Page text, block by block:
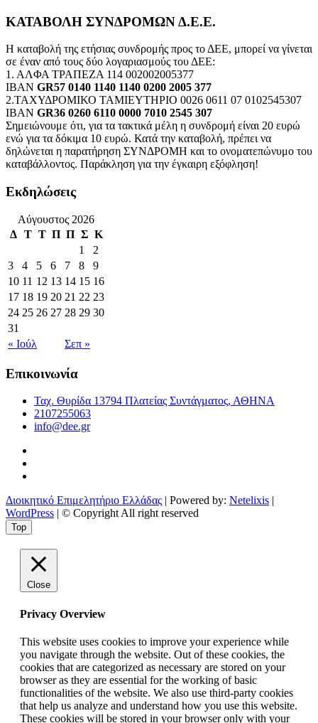
ΚΑΤΑΒΟΛΗ ΣΥΝΔΡΟΜΩΝ Δ.Ε.Ε.
Η καταβολή της ετήσιας συνδρομής προς το ΔΕΕ, μπορεί να γίνεται
σε έναν από τους δύο λογαριασμούς του ΔΕΕ:
1. ΑΛΦΑ ΤΡΑΠΕΖΑ 114 002002005377
IBAN GR57 0140 1140 1140 0200 2005 377
2.ΤΑΧΥΔΡΟΜΙΚΟ ΤΑΜΙΕΥΤΗΡΙΟ 0026 0611 07 0102545307
IBAN GR36 0260 6110 0000 7010 2545 307
Σημειώνουμε ότι, για τα τακτικά μέλη η συνδρομή είναι 20 ευρώ
ενώ για τα δόκιμα 10 ευρώ. Κατά την καταβολή, πρέπει να
δηλώνεται η παρατήρηση ΣΥΝΔΡΟΜΗ και το ονοματεπώνυμο του
καταβάλλοντος. Παράκληση για την έγκαιρη εξόφληση!
Εκδηλώσεις
Αύγουστος 2026
Δ Τ Τ Π Π Σ Κ
1
2
3
4 5 6 7 8
9
10 11 12 13 14 15 16
17 18 19 20 21 22 23
24 25 26 27 28 29 30
31
« Ιούλ
Σεπ »
Επικοινωνία
Ταχ. Θυρίδα 13794 Πλατείας Συντάγματος, ΑΘΗΝΑ
2107255063
info@dee.gr
Διοικητικό Επιμελητήριο Ελλάδας | Powered by: Netelixis |
WordPress | © Copyright All right reserved
Top
Close
Privacy Overview
This website uses cookies to improve your experience while
you navigate through the website. Out of these cookies, the
cookies that are categorized as necessary are stored on your
browser as they are essential for the working of basic
functionalities of the website. We also use third-party cookies
that help us analyze and understand how you use this website.
These cookies will be stored in your browser only with your